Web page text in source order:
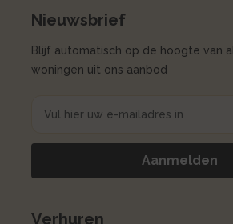
Nieuwsbrief
Blijf automatisch op de hoogte van
woningen uit ons aanbod
Verhuren